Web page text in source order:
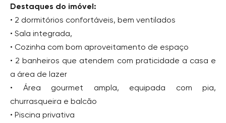
Destaques do imóvel:
• 2 dormitórios confortáveis, bem ventilados
• Sala integrada,
• Cozinha com bom aproveitamento de espaço
• 2 banheiros que atendem com praticidade a casa e
a área de lazer
• Área gourmet ampla, equipada com pia,
churrasqueira e balcão
• Piscina privativa